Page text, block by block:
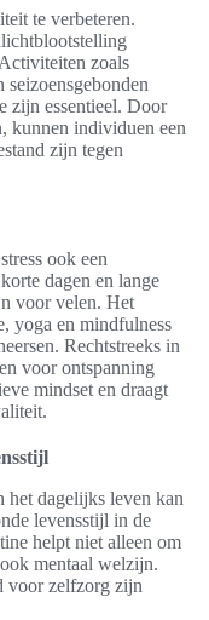
te verbeteren.
zoals
seizoensgebonden
zijn essentieel. Door
kunnen individuen een
zijn tegen
ook een
dagen en lange
voor velen. Het
yoga en mindfulness
Rechtstreeks in
voor ontspanning
mindset en draagt
het dagelijks leven kan
levensstijl in de
helpt niet alleen om
mentaal welzijn.
voor zelfzorg zijn